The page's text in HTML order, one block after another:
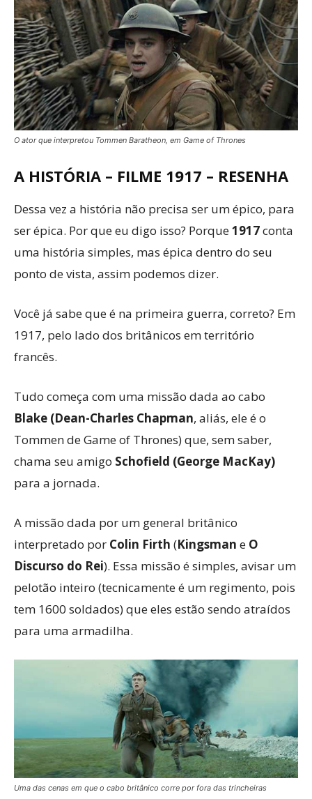
O ator que interpretou Tommen Baratheon, em Game of Thrones
A HISTÓRIA – FILME 1917 – RESENHA
Dessa vez a história não precisa ser um épico, para
ser épica. Por que eu digo isso? Porque1917conta
uma história simples, mas épica dentro do seu
ponto de vista, assim podemos dizer.
Você já sabe que é na primeira guerra, correto? Em
1917, pelo lado dos britânicos em território
francês.
Tudo começa com uma missão dada ao cabo
Blake (Dean-Charles Chapman, aliás, ele é o
Tommen de Game of Thrones) que, sem saber,
chama seu amigo Schofield (George MacKay)
para a jornada.
A missão dada por um general britânico
interpretado por Colin Firth (Kingsman e O
Discurso do Rei). Essa missão é simples, avisar um
pelotão inteiro (tecnicamente é um regimento, pois
tem 1600 soldados) que eles estão sendo atraídos
para uma armadilha.
Uma das cenas em que o cabo britânico corre por fora das trincheiras